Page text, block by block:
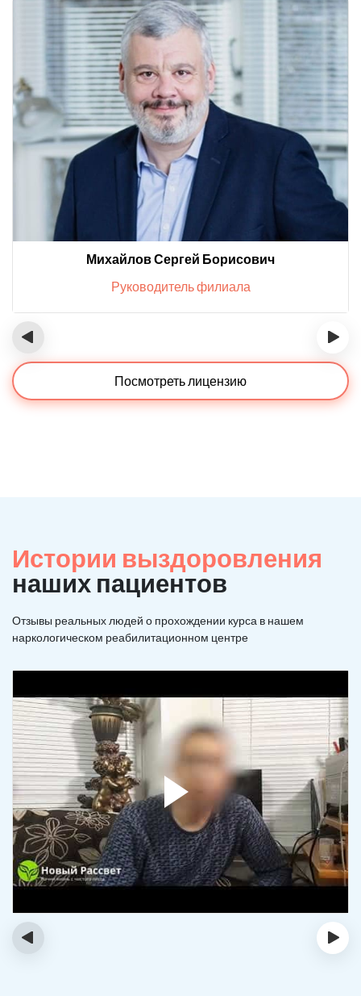
Михайлов Сергей Борисович
Руководитель филиала
‹ ›
Посмотреть лицензию
Истории выздоровления
наших пациентов
Отзывы реальных людей о прохождении курса в нашем
наркологическом реабилитационном центре
‹ ›